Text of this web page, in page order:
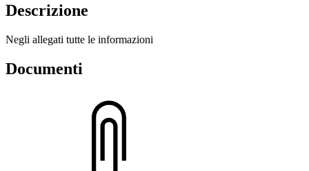
Descrizione
Negli allegati tutte le informazioni
Documenti